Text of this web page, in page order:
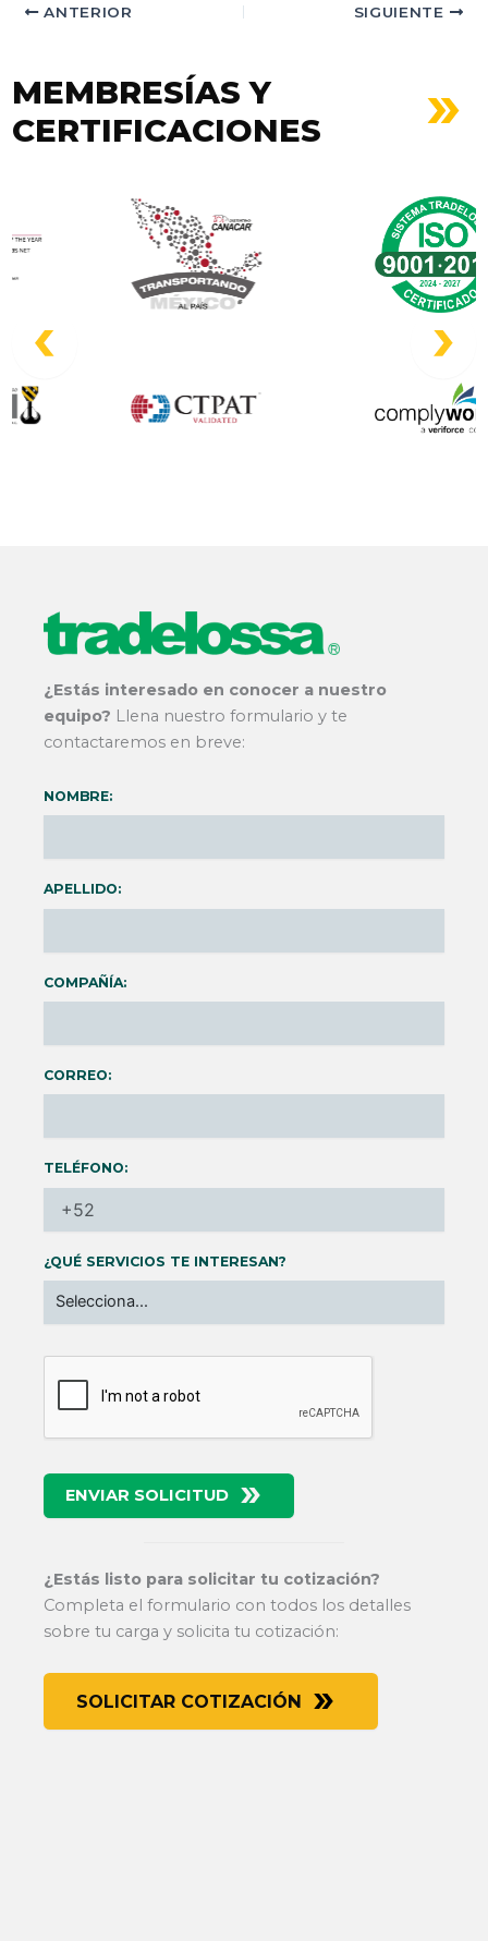
ANTERIOR SIGUIENTE
MEMBRESÍAS Y
CERTIFICACIONES
¿Estás interesado en conocer a nuestro
equipo? Llena nuestro formulario y te
contactaremos en breve:
NOMBRE:
APELLIDO:
COMPAÑÍA:
CORREO:
TELÉFONO:
¿QUÉ SERVICIOS TE INTERESAN?
ENVIAR SOLICITUD
¿Estás listo para solicitar tu cotización?
Completa el formulario con todos los detalles
sobre tu carga y solicita tu cotización:
SOLICITAR COTIZACIÓN